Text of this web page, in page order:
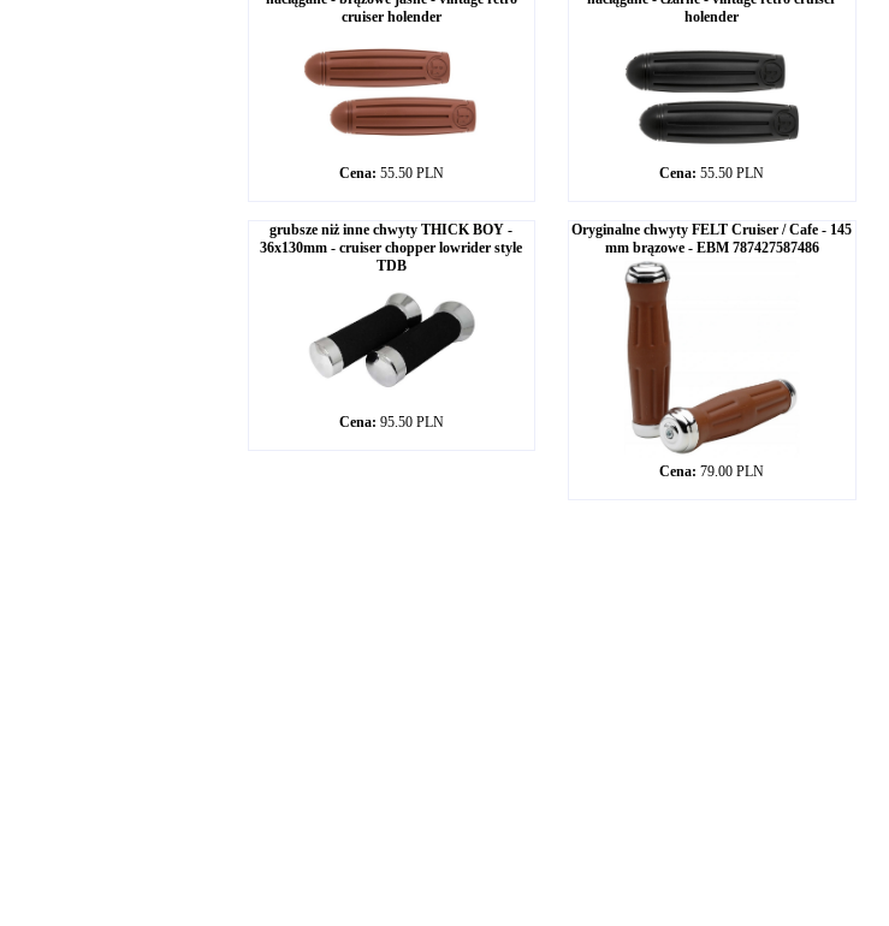
cruiser holender
Cena: 55.50 PLN
holender
Cena: 55.50 PLN
grubsze niż inne chwyty THICK BOY -
36x130mm - cruiser chopper lowrider style
TDB
Cena: 95.50 PLN
Oryginalne chwyty FELT Cruiser / Cafe - 145
mm brązowe - EBM 787427587486
Cena: 79.00 PLN